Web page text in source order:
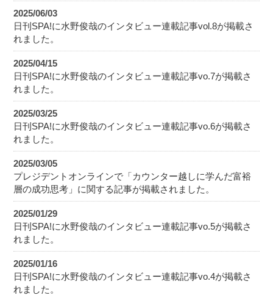
2025/06/03
日刊SPA!に水野俊哉のインタビュー連載記事vol.8が掲載さ
れました。
2025/04/15
日刊SPA!に水野俊哉のインタビュー連載記事vo.7が掲載さ
れました。
2025/03/25
日刊SPA!に水野俊哉のインタビュー連載記事vo.6が掲載さ
れました。
2025/03/05
プレジデントオンラインで「カウンター越しに学んだ富裕
層の成功思考」に関する記事が掲載されました。
2025/01/29
日刊SPA!に水野俊哉のインタビュー連載記事vo.5が掲載さ
れました。
2025/01/16
日刊SPA!に水野俊哉のインタビュー連載記事vo.4が掲載さ
れました。